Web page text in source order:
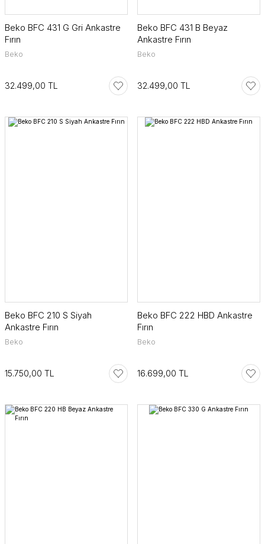
Beko BFC 431 G Gri Ankastre
Fırın
Beko
32.499,00 TL
Beko BFC 431 B Beyaz
Ankastre Fırın
Beko
32.499,00 TL
Beko BFC 210 S Siyah
Ankastre Fırın
Beko
15.750,00 TL
Beko BFC 222 HBD Ankastre
Fırın
Beko
16.699,00 TL